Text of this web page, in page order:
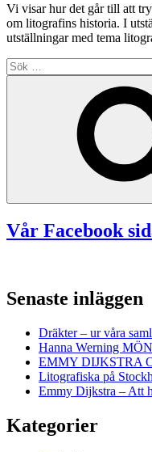
Vi visar hur det går till att
om litografins historia. I
utställningar med tema
Sök
efter:
Vår Facebook
Senaste inläggen
Dräkter – ur våra
Hanna Werning
EMMY DIJKSTRA
Litografiska på
Emmy Dijkstra – Att
Kategorier